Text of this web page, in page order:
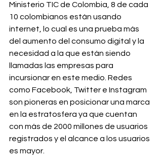
Ministerio TIC de Colombia, 8 de cada
10 colombianos están usando
internet, lo cual es una prueba más
del aumento del consumo digital y la
necesidad a la que están siendo
llamadas las empresas para
incursionar en este medio. Redes
como Facebook, Twitter e Instagram
son pioneras en posicionar una marca
en la estratosfera ya que cuentan
con más de 2000 millones de usuarios
registrados y el alcance a los usuarios
es mayor.